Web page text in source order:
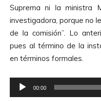
Suprema ni la ministra
investigadora, porque no
de la comisión”. Lo
pues al término de la
en términos formales.
e
00:00